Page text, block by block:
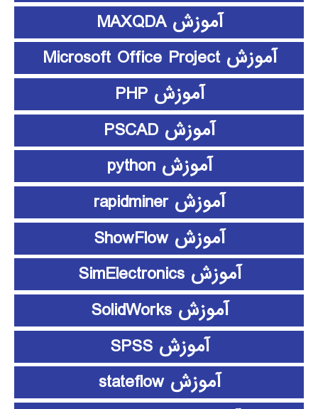
آموزش MAXQDA
آموزش Microsoft Office Project
آموزش PHP
آموزش PSCAD
آموزش python
آموزش rapidminer
آموزش ShowFlow
آموزش SimElectronics
آموزش SolidWorks
آموزش SPSS
آموزش stateflow